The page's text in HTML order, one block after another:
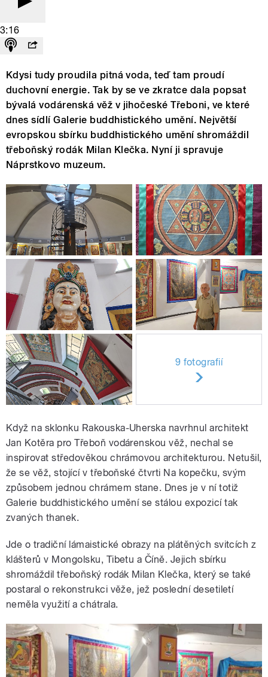
3:16
Kdysi tudy proudila pitná voda, teď tam proudí
duchovní energie. Tak by se ve zkratce dala popsat
bývalá vodárenská věž v jihočeské Třeboni, ve které
dnes sídlí Galerie buddhistického umění. Největší
evropskou sbírku buddhistického umění shromáždil
třeboňský rodák Milan Klečka. Nyní ji spravuje
Náprstkovo muzeum.
9 fotografií
Když na sklonku Rakouska-Uherska navrhnul architekt
Jan Kotěra pro Třeboň vodárenskou věž, nechal se
inspirovat středověkou chrámovou architekturou. Netušil,
že se věž, stojící v třeboňské čtvrti Na kopečku, svým
způsobem jednou chrámem stane. Dnes je v ní totiž
Galerie buddhistického umění se stálou expozicí tak
zvaných thanek.
Jde o tradiční lámaistické obrazy na plátěných svitcích z
klášterů v Mongolsku, Tibetu a Číně. Jejich sbírku
shromáždil třeboňský rodák Milan Klečka, který se také
postaral o rekonstrukci věže, jež poslední desetiletí
neměla využití a chátrala.